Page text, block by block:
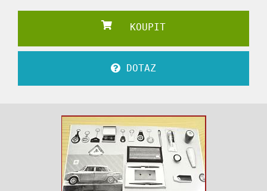
KOUPIT
DOTAZ